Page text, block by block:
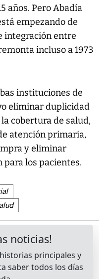
años. Pero Abadía
empezando de
integración entre
incluso a 1973
instituciones de
eliminar duplicidad
cobertura de salud,
atención primaria,
y eliminar
para los pacientes.